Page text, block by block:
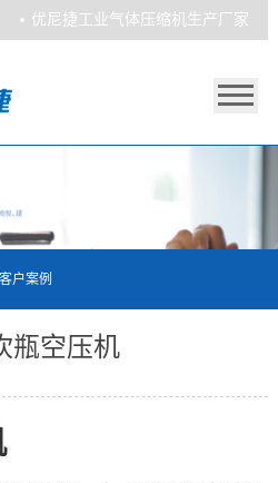
优尼捷工业气体压缩机生产厂家
客户案例
瓶空压机